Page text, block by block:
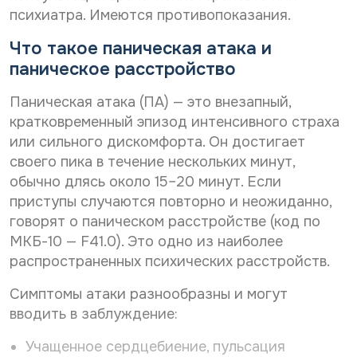
психиатра. Имеются противопоказания.
Что такое паническая атака и
паническое расстройство
Паническая атака (ПА) — это внезапный,
кратковременный эпизод интенсивного страха
или сильного дискомфорта. Он достигает
своего пика в течение нескольких минут,
обычно длясь около 15–20 минут. Если
приступы случаются повторно и неожиданно,
говорят о паническом расстройстве (код по
МКБ-10 — F41.0). Это одно из наиболее
распространенных психических расстройств.
Симптомы атаки разнообразны и могут
вводить в заблуждение:
Учащенное сердцебиение, пульсация
С
г
а
с
и
е
н
а
о
б
р
а
б
т
к
у
е
Даю согласие наобработку персональных
данных
о
г
л
а
с
и
е
н
а
р
а
с
с
ы
л
у
Даю согласие на получение информационной
рассылки
Отправить
О
з
ы
в
м
я
Т
е
л
е
ф
о
н
С
г
л
а
и
е
н
о
б
р
а
б
о
т
у
п
е
с
Даю согласие наобработку персональных
Отправить
E-mail*
Дата выдачи направления*
Наименование направившего лечебного учреждения*
ФИО направившего врача, указанного в направлении*